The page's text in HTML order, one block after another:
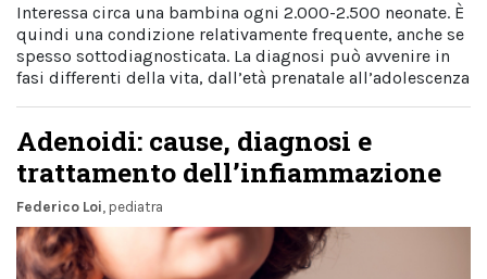
Interessa circa una bambina ogni 2.000-2.500 neonate. È
quindi una condizione relativamente frequente, anche se
spesso sottodiagnosticata. La diagnosi può avvenire in
fasi differenti della vita, dall’età prenatale all’adolescenza
Adenoidi: cause, diagnosi e
trattamento dell’infiammazione
Federico Loi , pediatra